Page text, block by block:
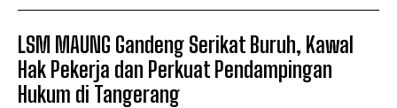
LSM MAUNG Gandeng Serikat Buruh, Kawal
Hak Pekerja dan Perkuat Pendampingan
Hukum di Tangerang